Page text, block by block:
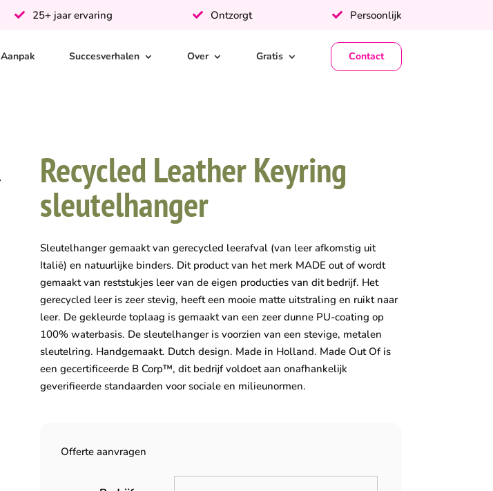
25+ jaar ervaring Ontzorgt Persoonlijk
Aanpak Succesverhalen Over Gratis Contact
Recycled Leather Keyring
sleutelhanger
Sleutelhanger gemaakt van gerecycled leerafval (van leer afkomstig uit
Italië) en natuurlijke binders. Dit product van het merk MADE out of wordt
gemaakt van reststukjes leer van de eigen producties van dit bedrijf. Het
gerecycled leer is zeer stevig, heeft een mooie matte uitstraling en ruikt naar
leer. De gekleurde toplaag is gemaakt van een zeer dunne PU-coating op
100% waterbasis. De sleutelhanger is voorzien van een stevige, metalen
sleutelring. Handgemaakt. Dutch design. Made in Holland. Made Out Of is
een gecertificeerde B Corp™, dit bedrijf voldoet aan onafhankelijk
geverifieerde standaarden voor sociale en milieunormen.
Offerte aanvragen